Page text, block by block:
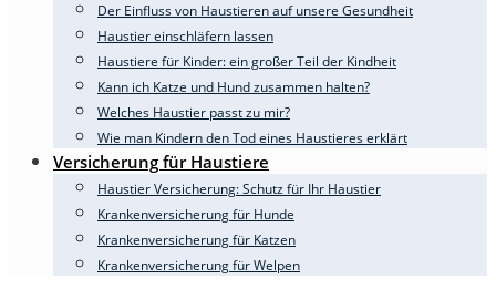
Der Einfluss von Haustieren auf unsere Gesundheit
Haustier einschläfern lassen
Haustiere für Kinder: ein großer Teil der Kindheit
Kann ich Katze und Hund zusammen halten?
Welches Haustier passt zu mir?
Wie man Kindern den Tod eines Haustieres erklärt
Versicherung für Haustiere
Haustier Versicherung: Schutz für Ihr Haustier
Krankenversicherung für Hunde
Krankenversicherung für Katzen
Krankenversicherung für Welpen